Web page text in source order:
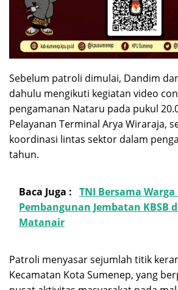
Sebelum patroli dimulai, Dandim
dahulu mengikuti kegiatan video
pengamanan Nataru pada pukul
Pelayanan Terminal Arya Wiraraja,
koordinasi lintas sektor dalam
tahun.
Baca Juga : TNI Bersama
Pembangunan Jembatan KBSB
Matanair
Patroli menyasar sejumlah titik
Kecamatan Kota Sumenep, yang